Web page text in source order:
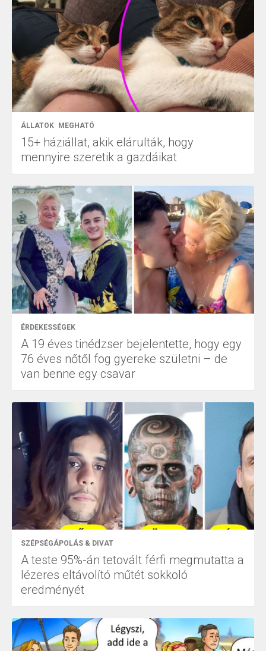
ÁLLATOK MEGHATÓ
15+ háziállat, akik elárulták, hogy
mennyire szeretik a gazdáikat
ÉRDEKESSÉGEK
A 19 éves tinédzser bejelentette, hogy egy
76 éves nőtől fog gyereke születni – de
van benne egy csavar
SZÉPSÉGÁPOLÁS & DIVAT
A teste 95%-án tetovált férfi megmutatta a
lézeres eltávolító műtét sokkoló
eredményét